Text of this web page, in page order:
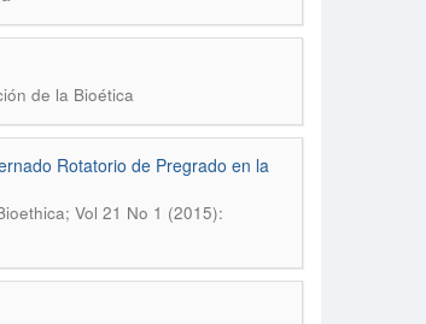
de la Bioética
Rotatorio de Pregrado en la
Vol 21 No 1 (2015):